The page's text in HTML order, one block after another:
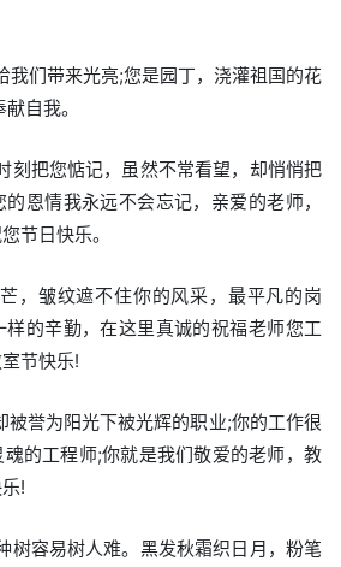
我们带来光亮;您是园丁，浇灌祖国的花
自我。
刻把您惦记，虽然不常看望，却悄悄把
恩情我永远不会忘记，亲爱的老师，
节日快乐。
，皱纹遮不住你的风采，最平凡的岗
的辛勤，在这里真诚的祝福老师您工
节快乐!
被誉为阳光下被光辉的职业;你的工作很
的工程师;你就是我们敬爱的老师，教
!
树容易树人难。黑发秋霜织日月，粉笔